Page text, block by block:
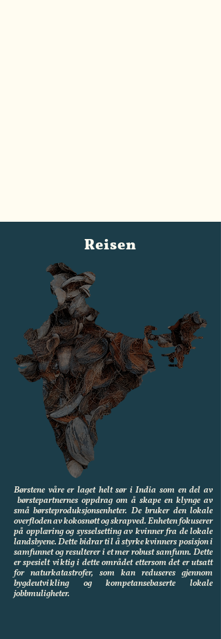
Reisen
Børstene våre er laget helt sør i India som en del av
børstepartnernes oppdrag om å skape en klynge av
små børsteproduksjonsenheter. De bruker den lokale
overfloden av kokosnøtt og skrapved. Enheten fokuserer
på opplæring og sysselsetting av kvinner fra de lokale
landsbyene. Dette bidrar til å styrke kvinners posisjon i
samfunnet og resulterer i et mer robust samfunn. Dette
er spesielt viktig i dette området ettersom det er utsatt
for naturkatastrofer, som kan reduseres gjennom
bygdeutvikling og kompetansebaserte lokale
jobbmuligheter.